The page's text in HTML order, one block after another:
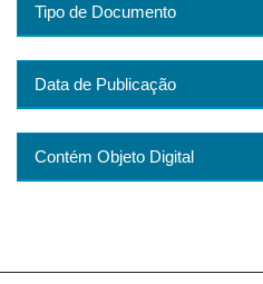
Tipo de Documento
Data de Publicação
Contém Objeto Digital